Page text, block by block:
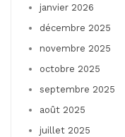
janvier 2026
décembre 2025
novembre 2025
octobre 2025
septembre 2025
août 2025
juillet 2025